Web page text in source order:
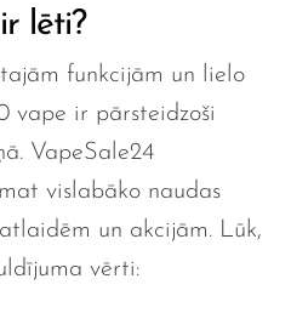
lēti?
funkcijām un lielo
vape ir pārsteidzoši
VapeSale24
vislabāko naudas
un akcijām. Lūk,
vērti: